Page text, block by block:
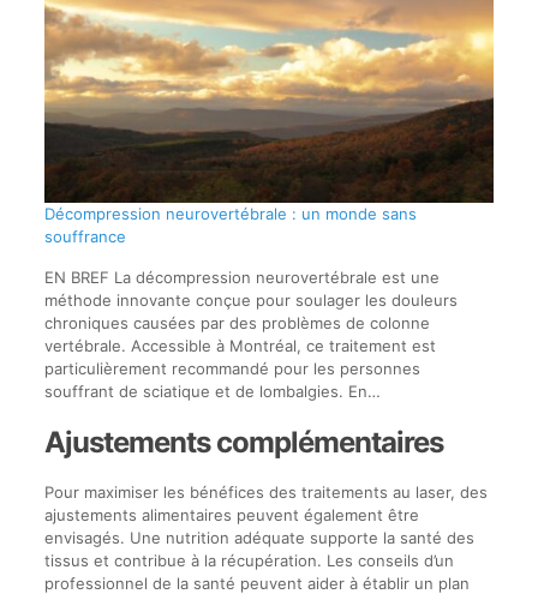
Décompression neurovertébrale : un monde sans
souffrance
EN BREF La décompression neurovertébrale est une
méthode innovante conçue pour soulager les douleurs
chroniques causées par des problèmes de colonne
vertébrale. Accessible à Montréal, ce traitement est
particulièrement recommandé pour les personnes
souffrant de sciatique et de lombalgies. En…
Ajustements complémentaires
Pour maximiser les bénéfices des traitements au laser, des
ajustements alimentaires peuvent également être
envisagés. Une nutrition adéquate supporte la santé des
tissus et contribue à la récupération. Les conseils d’un
professionnel de la santé peuvent aider à établir un plan